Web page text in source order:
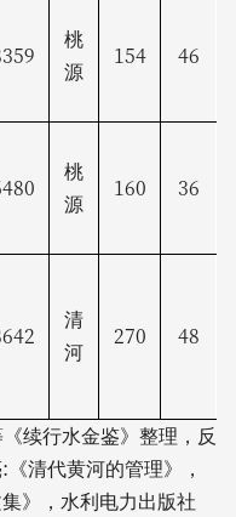
桃
源
154 46
桃
源
160 36
清
河
270 48
续行水金鉴》整理，反
: 《清代黄河的管理》，
》，水利电力出版社